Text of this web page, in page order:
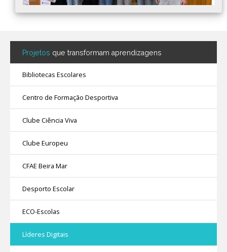
Projetos que transformam aprendizagens
Bibliotecas Escolares
Centro de Formação Desportiva
Clube Ciência Viva
Clube Europeu
CFAE Beira Mar
Desporto Escolar
ECO-Escolas
Líderes Digitais